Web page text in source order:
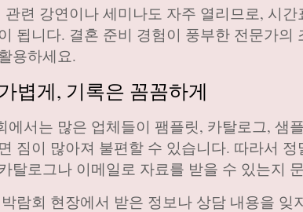
관련 강연이나 세미나도 자주 열리므로, 시
됩니다. 결혼 준비 경험이 풍부한 전문가
용하세요.
볍게, 기록은 꼼꼼하게
에서는 많은 업체들이 팸플릿, 카탈로그, 샘
짐이 많아져 불편할 수 있습니다. 따라서
탈로그나 이메일로 자료를 받을 수 있는지
람회 현장에서 받은 정보나 상담 내용을